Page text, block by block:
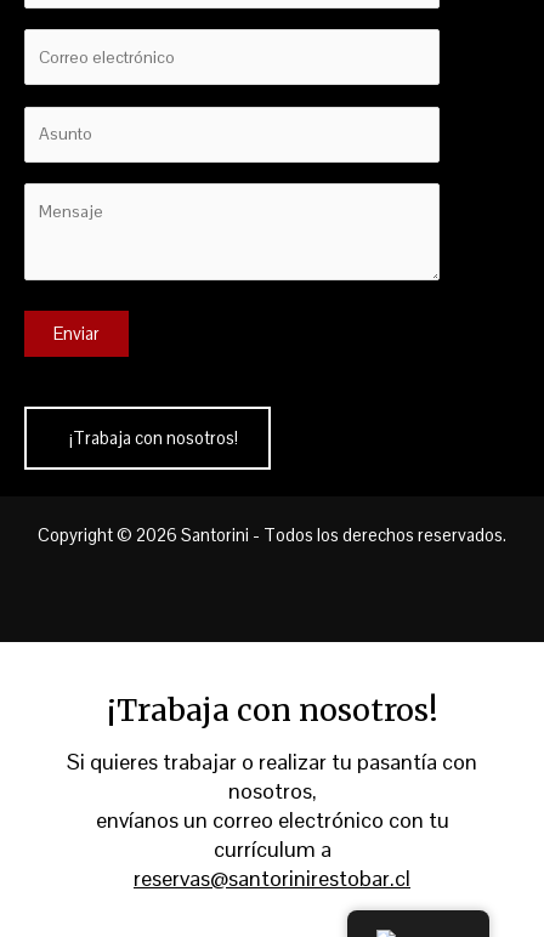
¡Trabaja con nosotros!
Copyright © 2026 Santorini - Todos los derechos reservados.
¡Trabaja con nosotros!
Si quieres trabajar o realizar tu pasantía con
nosotros,
envíanos un correo electrónico con tu
currículum a
reservas@santorinirestobar.cl